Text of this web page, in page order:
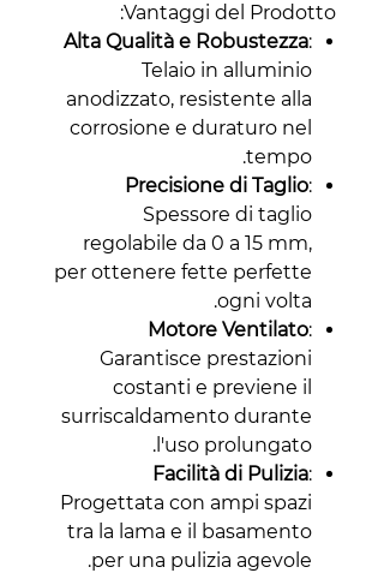
Vantaggi del Prodotto:
Alta Qualità e Robustezza:
Telaio in alluminio
anodizzato, resistente alla
corrosione e duraturo nel
tempo.
Precisione di Taglio:
Spessore di taglio
regolabile da 0 a 15 mm,
per ottenere fette perfette
ogni volta.
Motore Ventilato:
Garantisce prestazioni
costanti e previene il
surriscaldamento durante
l'uso prolungato.
Facilità di Pulizia:
Progettata con ampi spazi
tra la lama e il basamento
per una pulizia agevole.